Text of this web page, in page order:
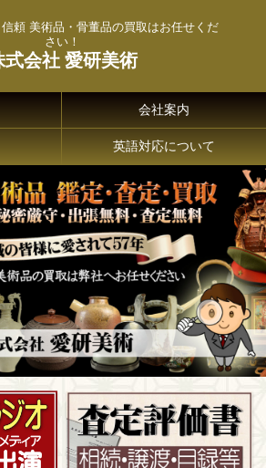
頼 美術品・骨董品の買取はお任せくだ
さい！
式会社 愛研美術
会社案内
英語対応について